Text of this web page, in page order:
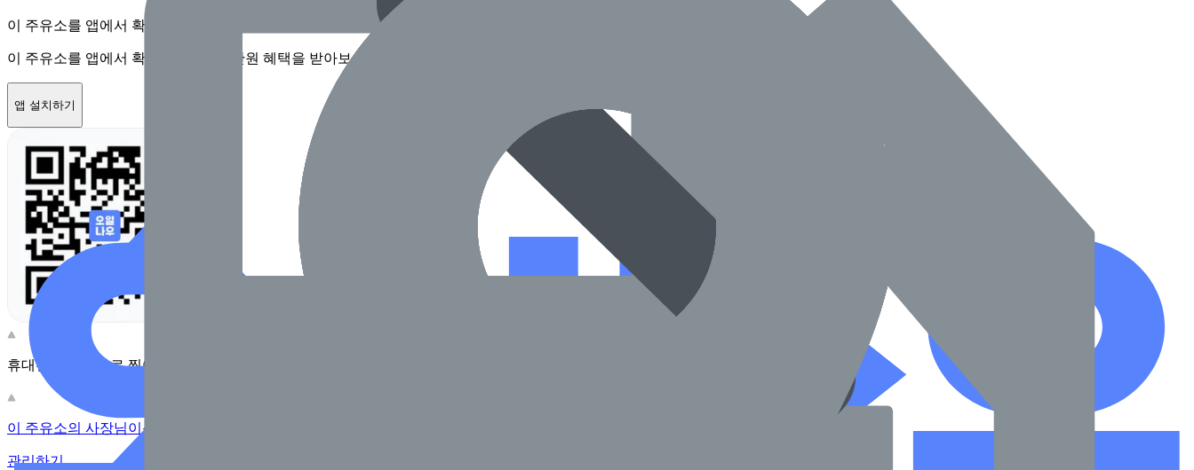
이 주유소를 앱에서 확인하고 최대 1만원 혜택을 받아보세요
이 주유소를 앱에서 확인하고 최대 1만원 혜택을 받아보세요
앱 설치하기
휴대전화 카메라로 찍어보세요
이 주유소의 사장님이신가요?
관리하기